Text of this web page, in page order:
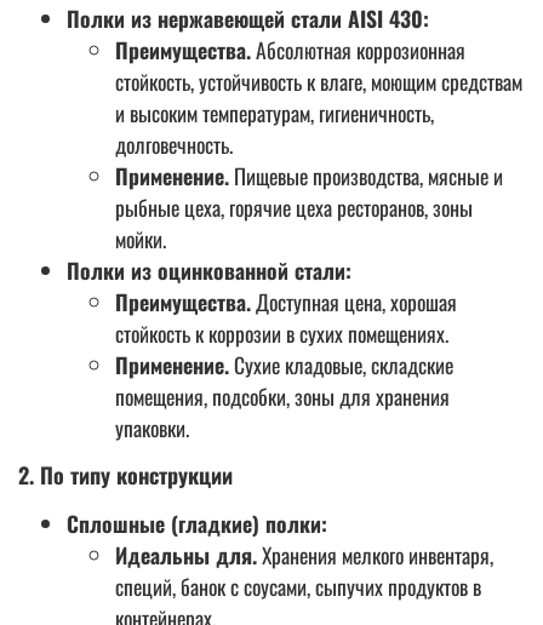
Полки из нержавеющей стали AISI 430:
Преимущества.Абсолютная коррозионная
стойкость, устойчивость к влаге, моющим средствам
и высоким температурам, гигиеничность,
долговечность.
Применение.Пищевые производства, мясные и
рыбные цеха, горячие цеха ресторанов, зоны
мойки.
Полки из оцинкованной стали:
Преимущества.Доступная цена, хорошая
стойкость к коррозии в сухих помещениях.
Применение.Сухие кладовые, складские
помещения, подсобки, зоны для хранения
упаковки.
2. По типу конструкции
Сплошные (гладкие) полки:
Идеальны для.Хранения мелкого инвентаря,
специй, банок с соусами, сыпучих продуктов в
контейнерах.